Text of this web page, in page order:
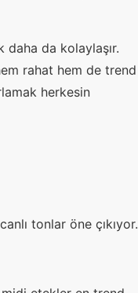
da kolaylaşır.
rahat hem de trend
herkesin
tonlar öne çıkıyor.